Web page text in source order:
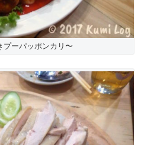
プーパッポンカリ〜